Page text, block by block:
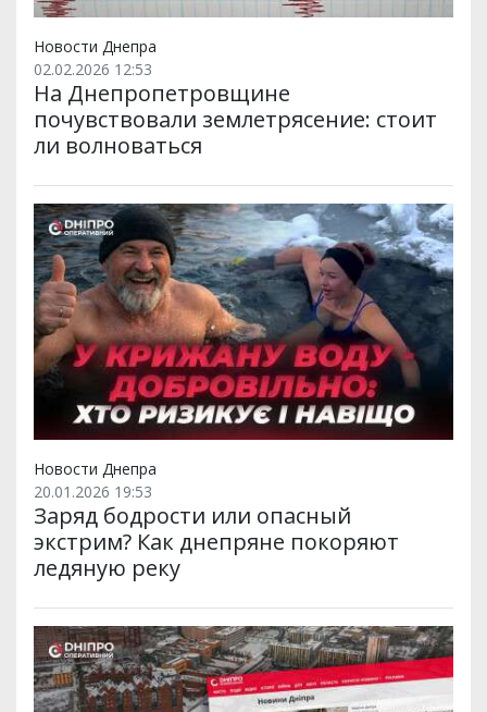
Новости Днепра
02.02.2026 12:53
На Днепропетровщине
почувствовали землетрясение: стоит
ли волноваться
Новости Днепра
20.01.2026 19:53
Заряд бодрости или опасный
экстрим? Как днепряне покоряют
ледяную реку